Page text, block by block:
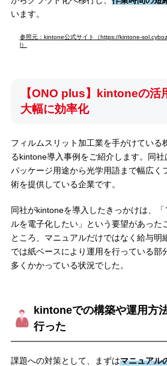
います。
参照元：kintone公式サイト（https://kintone-
l）
【ONO plus】kintoneの活
大幅に効率化
フィルムスリット加工業を手がけている
るkintone導入事例をご紹介します。同社
パッケージ用途から光学用語まで幅広く
術を提供している企業です。
同社がkintoneを導入したきっかけは、
ルを電子化したい」という要望があった
ところ、マニュアルだけではなく給与明
では紙ベースにより運用を行っている部
多くかかっている状況でした。
kintoneでの構築や運用方
行った
課題への対策として、まずはマニュアル